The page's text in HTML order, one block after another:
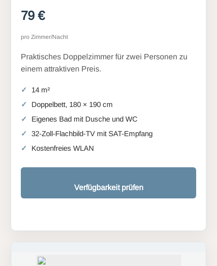
79 €
pro Zimmer/Nacht
Praktisches Doppelzimmer für zwei Personen zu
einem attraktiven Preis.
14 m²
Doppelbett, 180 × 190 cm
Eigenes Bad mit Dusche und WC
32-Zoll-Flachbild-TV mit SAT-Empfang
Kostenfreies WLAN
Verfügbarkeit prüfen